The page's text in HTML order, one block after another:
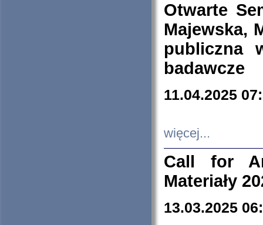
Otwarte
Majewska,
publiczna
badawcze
11.04.2025
więcej...
Call for
Materiały
13.03.2025